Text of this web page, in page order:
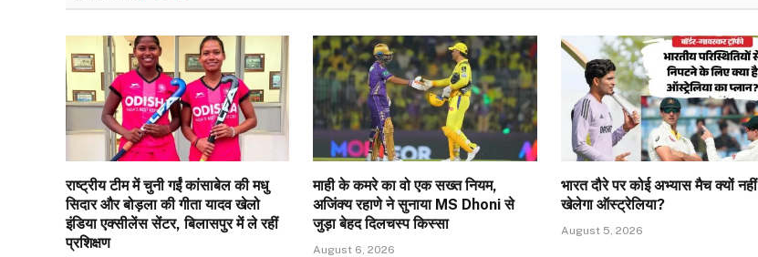
राष्ट्रीय टीम में चुनी गईं कांसाबेल की मधु
सिदार और बोड़ला की गीता यादव खेलो
इंडिया एक्सीलेंस सेंटर, बिलासपुर में ले रहीं
प्रशिक्षण
माही के कमरे का वो एक सख्त नियम,
अजिंक्‍य रहाणे ने सुनाया MS Dhoni से
जुड़ा बेहद दिलचस्प किस्सा
August 6, 2026
भारत दौरे पर कोई अभ्यास मैच क्यों नहीं
खेलेगा ऑस्ट्रेलिया?
August 5, 2026